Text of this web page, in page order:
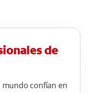
de
confían en